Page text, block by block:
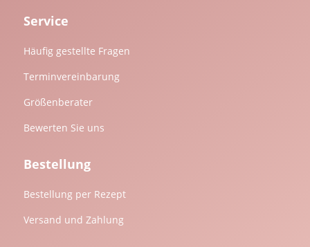
Service
Häufig gestellte Fragen
Terminvereinbarung
Größenberater
Bewerten Sie uns
Bestellung
Bestellung per Rezept
Versand und Zahlung